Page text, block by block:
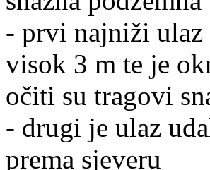
- prvi najniži ulaz
visok 3 m te je
očiti su tragovi
- drugi je ulaz
prema sjeveru